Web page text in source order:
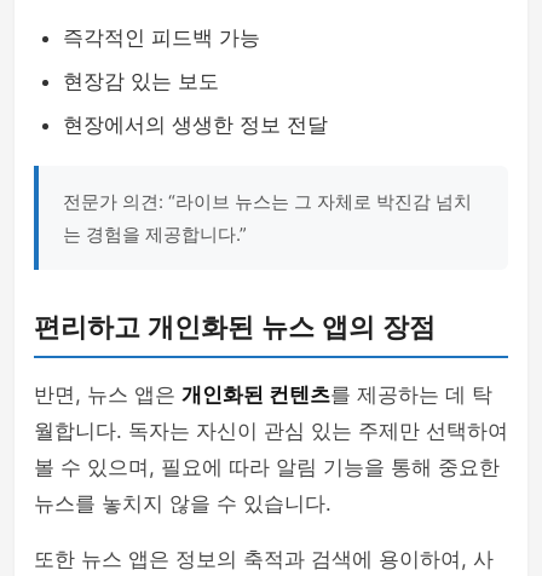
즉각적인 피드백 가능
현장감 있는 보도
현장에서의 생생한 정보 전달
전문가 의견: “라이브 뉴스는 그 자체로 박진감 넘치
는 경험을 제공합니다.”
편리하고 개인화된 뉴스 앱의 장점
반면, 뉴스 앱은 개인화된 컨텐츠를 제공하는 데 탁
월합니다. 독자는 자신이 관심 있는 주제만 선택하여
볼 수 있으며, 필요에 따라 알림 기능을 통해 중요한
뉴스를 놓치지 않을 수 있습니다.
또한 뉴스 앱은 정보의 축적과 검색에 용이하여, 사